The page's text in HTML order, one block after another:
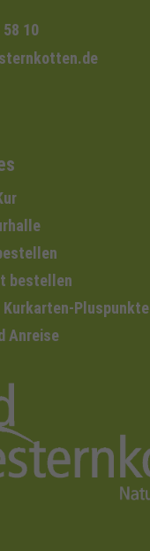
58 10
bestellen
Kurkarten-Pluspunkte
Anreise